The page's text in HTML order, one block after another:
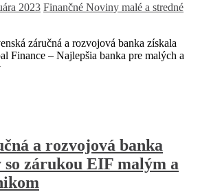
2023 Finančné Noviny malé a stredné
záručná a rozvojová banka získala
Finance – Najlepšia banka pre malých a
a rozvojová banka
zárukou EIF malým a